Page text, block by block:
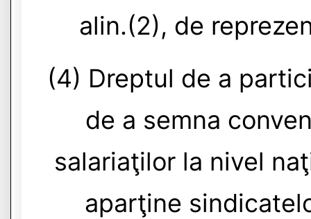
alin.(2), de
(4) Dreptul de a
de a semna
salariaţilor la nivel
aparţine